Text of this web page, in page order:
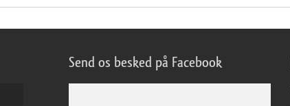
Send os besked på Facebook